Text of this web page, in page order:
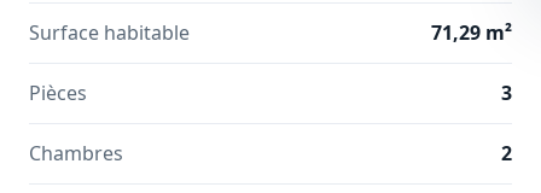
Surface habitable 71,29 m²
Pièces 3
Chambres 2